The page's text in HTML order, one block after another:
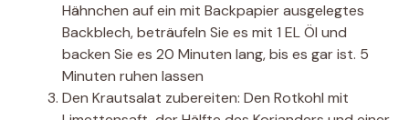
Hähnchen auf ein mit Backpapier ausgelegtes
Backblech, beträufeln Sie es mit 1 EL Öl und
backen Sie es 20 Minuten lang, bis es gar ist. 5
Minuten ruhen lassen
Den Krautsalat zubereiten: Den Rotkohl mit